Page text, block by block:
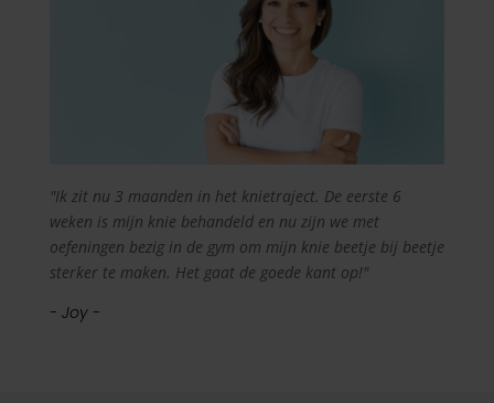
"Ik zit nu 3 maanden in het knietraject. De eerste 6
weken is mijn knie behandeld en nu zijn we met
oefeningen bezig in de gym om mijn knie beetje bij beetje
sterker te maken. Het gaat de goede kant op!"
- Joy -